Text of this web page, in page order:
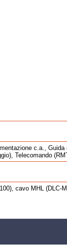
c.a.,
Telecomando
cavo MHL (DLC-